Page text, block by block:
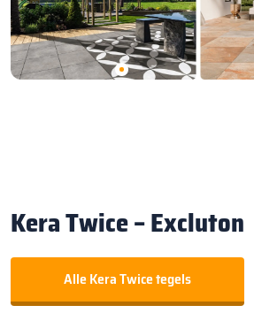
Kera Twice – Excluton
Alle Kera Twice tegels